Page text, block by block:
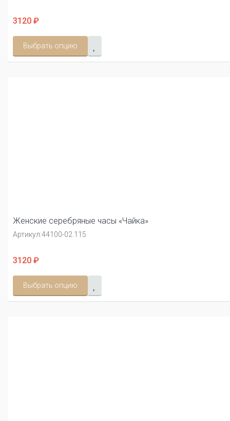
3120 ₽
Выбрать опцию
Женские серебряные часы «Чайка»
Артикул:44100-02.115
3120 ₽
Выбрать опцию